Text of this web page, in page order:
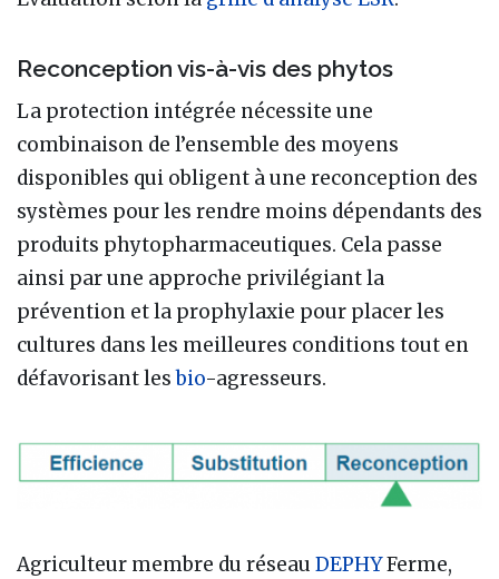
Reconception vis-à-vis des phytos
La protection intégrée nécessite une
combinaison de l’ensemble des moyens
disponibles qui obligent à une reconception des
systèmes pour les rendre moins dépendants des
produits phytopharmaceutiques. Cela passe
ainsi par une approche privilégiant la
prévention et la prophylaxie pour placer les
cultures dans les meilleures conditions tout en
défavorisant lesbio-agresseurs.
Agriculteur membre du réseau DEPHYFerme,